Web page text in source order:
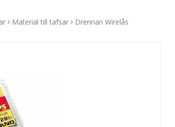
Material till tafsar Drennan Wirelås